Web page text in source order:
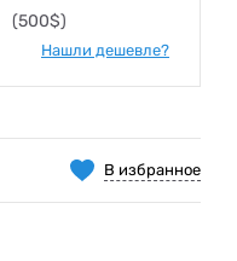
(500$)
Нашли дешевле?
В избранное